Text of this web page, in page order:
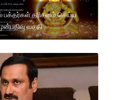
பக்தர்கள் தரிசனம் செய்ய
வசதி